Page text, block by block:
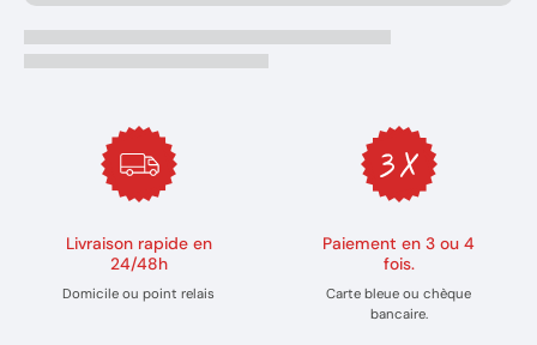
Livraison rapide en
24/48h
Domicile ou point relais
Paiement en 3 ou 4
fois.
Carte bleue ou chèque
bancaire.